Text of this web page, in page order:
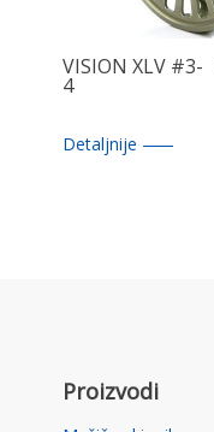
VISION XLV #3-
4
Detaljnije
Proizvodi